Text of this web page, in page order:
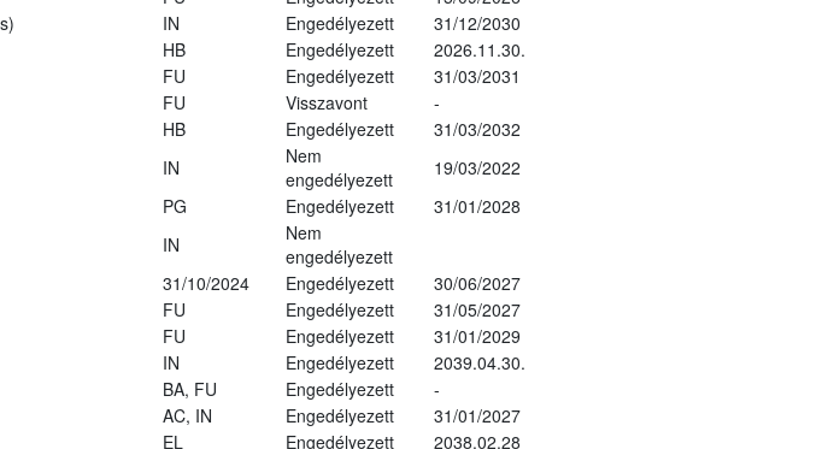
IN Engedélyezett
31/12/2030
HB Engedélyezett
2026.11.30.
FU Engedélyezett
31/03/2031
FU Visszavont
-
HB Engedélyezett
31/03/2032
IN
Nem
engedélyezett
19/03/2022
PG Engedélyezett
31/01/2028
IN
Nem
engedélyezett
31/10/2024 Engedélyezett
30/06/2027
FU Engedélyezett
31/05/2027
FU Engedélyezett
31/01/2029
IN Engedélyezett
2039.04.30.
BA, FU Engedélyezett
-
AC, IN Engedélyezett
31/01/2027
EL Engedélyezett
2038.02.28